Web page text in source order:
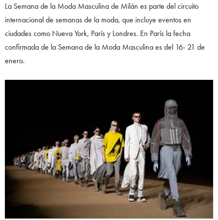
La Semana de la Moda Masculina de Milán es parte del circuito
internacional de semanas de la moda, que incluye eventos en
ciudades como Nueva York, París y Londres. En París la fecha
confirmada de la Semana de la Moda Masculina es del 16- 21 de
enero.